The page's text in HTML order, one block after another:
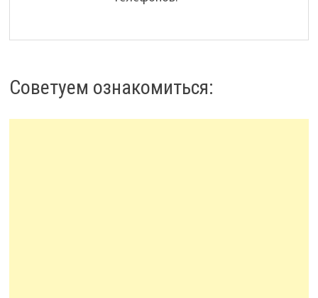
Советуем ознакомиться: